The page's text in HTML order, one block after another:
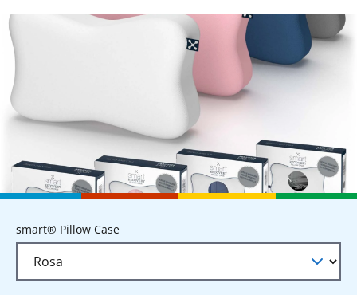
Bildergalerie überspringen
smart® Pillow Caseauswählen